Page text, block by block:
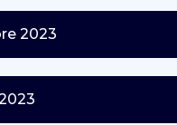
2023